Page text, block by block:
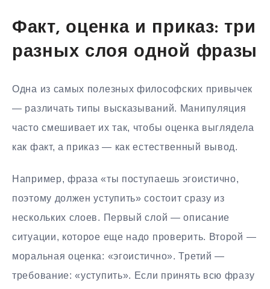
Факт, оценка и приказ: три
разных слоя одной фразы
Одна из самых полезных философских привычек
— различать типы высказываний. Манипуляция
часто смешивает их так, чтобы оценка выглядела
как факт, а приказ — как естественный вывод.
Например, фраза «ты поступаешь эгоистично,
поэтому должен уступить» состоит сразу из
нескольких слоев. Первый слой — описание
ситуации, которое еще надо проверить. Второй —
моральная оценка: «эгоистично». Третий —
требование: «уступить». Если принять всю фразу